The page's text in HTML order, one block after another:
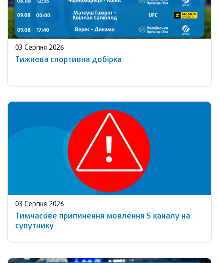
03 Серпня 2026
Тижнева спортивна добірка
03 Серпня 2026
Тимчасове припинення мовлення 5 каналу на
супутнику